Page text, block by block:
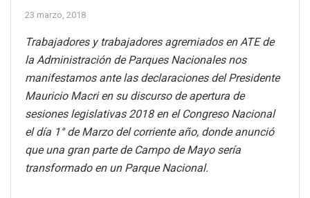
23 marzo, 2018
Trabajadores y trabajadores agremiados en ATE de
la Administración de Parques Nacionales nos
manifestamos ante las declaraciones del Presidente
Mauricio Macri en su discurso de apertura de
sesiones legislativas 2018 en el Congreso Nacional
el día 1° de Marzo del corriente año, donde anunció
que una gran parte de Campo de Mayo sería
transformado en un Parque Nacional.